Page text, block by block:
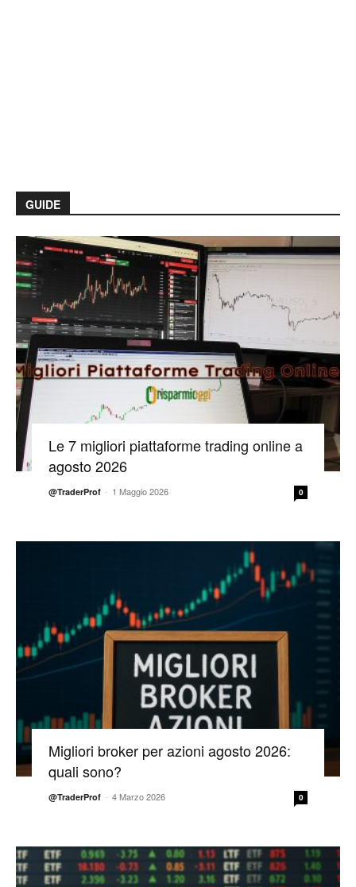
GUIDE
Le 7 migliori piattaforme trading online a
agosto 2026
@TraderProf - 1 Maggio 2026 0
Migliori broker per azioni agosto 2026:
quali sono?
@TraderProf - 4 Marzo 2026 0